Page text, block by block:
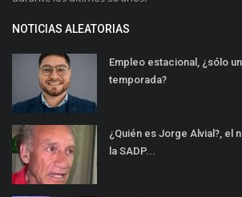
NOTICIAS ALEATORIAS
Empleo estacional, ¿sólo
temporada?
¿Quién es Jorge Alvial?, el
la SADP...